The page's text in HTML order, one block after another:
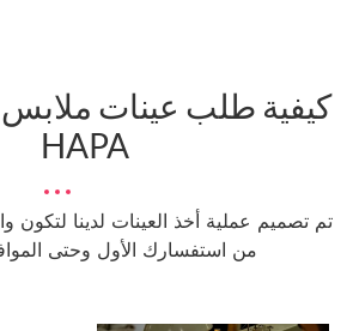
كيفية طلب عينات
HAPA
تم تصميم عملية أخذ العينات لدينا لتكون
من استفسارك الأول وحتى